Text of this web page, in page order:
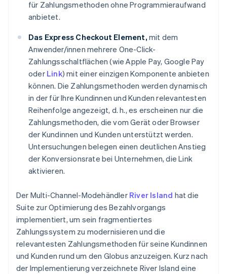
für Zahlungsmethoden ohne Programmieraufwand
anbietet.
Das Express Checkout Element, mit dem
Anwender/innen mehrere One-Click-
Zahlungsschaltflächen (wie Apple Pay, Google Pay
oder Link) mit einer einzigen Komponente anbieten
können. Die Zahlungsmethoden werden dynamisch
in der für Ihre Kundinnen und Kunden relevantesten
Reihenfolge angezeigt, d. h., es erscheinen nur die
Zahlungsmethoden, die vom Gerät oder Browser
der Kundinnen und Kunden unterstützt werden.
Untersuchungen belegen einen deutlichen Anstieg
der Konversionsrate bei Unternehmen, die Link
aktivieren.
Der Multi-Channel-Modehändler River Island hat die
Suite zur Optimierung des Bezahlvorgangs
implementiert, um sein fragmentiertes
Zahlungssystem zu modernisieren und die
relevantesten Zahlungsmethoden für seine Kundinnen
und Kunden rund um den Globus anzuzeigen. Kurz nach
der Implementierung verzeichnete River Island eine
DeutschEnglish
Estland
English
Festlandchina
简体中文English
Finnland
EnglishSvenska
Frankreich
Français English
Gibraltar
English
Griechenland
English
Indien
English
Irland
English
Japan
日本語English
Kanada
EnglishFrançais
Kroatien
EnglishItaliano
Lettland
English